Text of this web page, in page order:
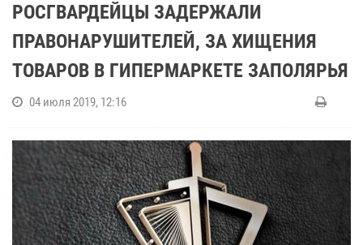
РОСГВАРДЕЙЦЫ ЗАДЕРЖАЛИ
ПРАВОНАРУШИТЕЛЕЙ, ЗА ХИЩЕНИЯ
ТОВАРОВ В ГИПЕРМАРКЕТЕ ЗАПОЛЯРЬЯ
04 июля 2019, 12:16